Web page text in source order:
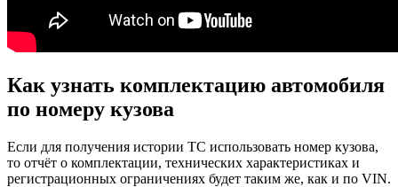
Как узнать комплектацию автомобиля
по номеру кузова
Если для получения истории ТС использовать номер кузова,
то отчёт о комплектации, технических характеристиках и
регистрационных ограничениях будет таким же, как и по VIN.